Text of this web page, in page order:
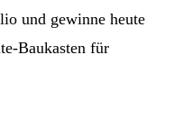
und gewinne heute
Baukasten für